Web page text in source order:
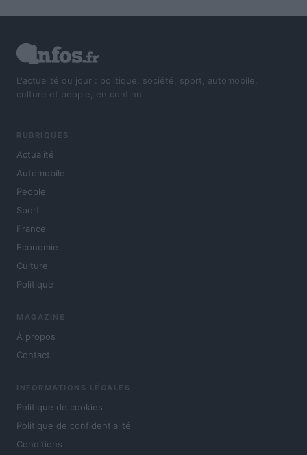
L'actualité du jour : politique, société, sport, automobile,
culture et people, en continu.
RUBRIQUES
Actualité
Automobile
People
Sport
France
Economie
Culture
Politique
MAGAZINE
À propos
Contact
INFORMATIONS LÉGALES
Politique de cookies
Politique de confidentialité
Conditions